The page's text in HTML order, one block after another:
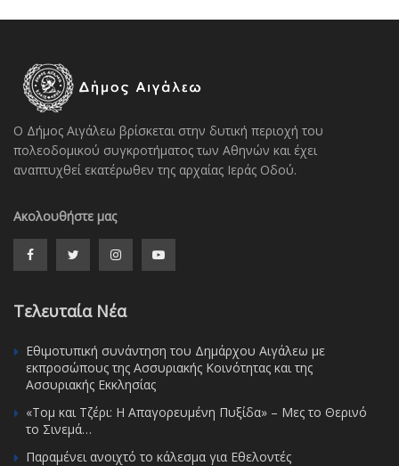
Ο Δήμος Αιγάλεω βρίσκεται στην δυτική περιοχή του
πολεοδομικού συγκροτήματος των Αθηνών και έχει
αναπτυχθεί εκατέρωθεν της αρχαίας Ιεράς Οδού.
Ακολουθήστε μας
Τελευταία Νέα
Εθιμοτυπική συνάντηση του Δημάρχου Αιγάλεω με
εκπροσώπους της Ασσυριακής Κοινότητας και της
Ασσυριακής Εκκλησίας
«Τομ και Τζέρι: Η Απαγορευμένη Πυξίδα» – Μες το Θερινό
το Σινεμά…
Παραμένει ανοιχτό το κάλεσμα για Εθελοντές